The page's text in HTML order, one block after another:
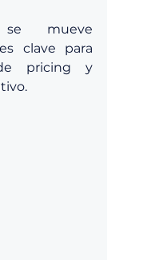
se mueve
clave para
pricing y